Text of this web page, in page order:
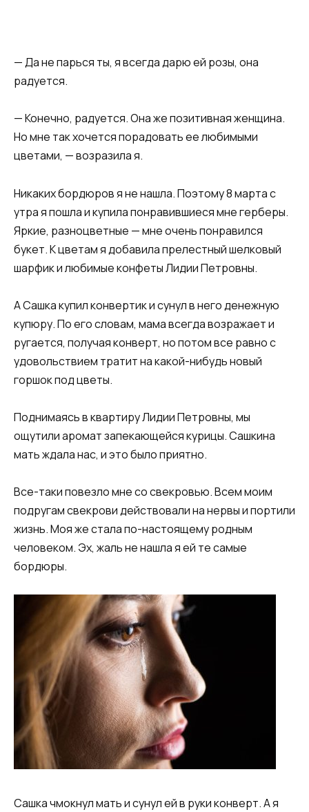
— Да не парься ты, я всегда дарю ей розы, она
радуется.
— Конечно, радуется. Она же позитивная женщина.
Но мне так хочется порадовать ее любимыми
цветами, — возразила я.
Никаких бордюров я не нашла. Поэтому 8 марта с
утра я пошла и купила понравившиеся мне герберы.
Яркие, разноцветные — мне очень понравился
букет. К цветам я добавила прелестный шелковый
шарфик и любимые конфеты Лидии Петровны.
А Сашка купил конвертик и сунул в него денежную
купюру. По его словам, мама всегда возражает и
ругается, получая конверт, но потом все равно с
удовольствием тратит на какой-нибудь новый
горшок под цветы.
Поднимаясь в квартиру Лидии Петровны, мы
ощутили аромат запекающейся курицы. Сашкина
мать ждала нас, и это было приятно.
Все-таки повезло мне со свекровью. Всем моим
подругам свекрови действовали на нервы и портили
жизнь. Моя же стала по-настоящему родным
человеком. Эх, жаль не нашла я ей те самые
бордюры.
Сашка чмокнул мать и сунул ей в руки конверт. А я